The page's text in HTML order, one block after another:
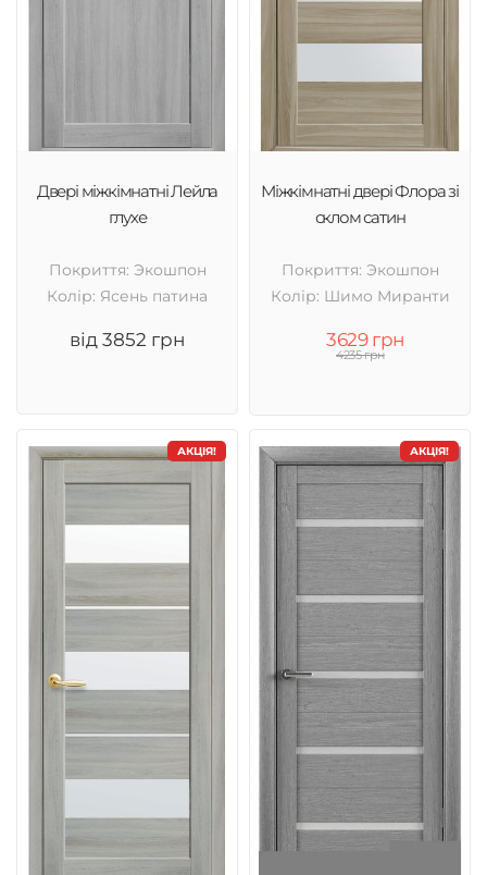
Двері міжкімнатні Лейла
глухе
Покриття: Экошпон
Колір: Ясень патина
від 3852 грн
Міжкімнатні двері Флора зі
склом сатин
Покриття: Экошпон
Колір: Шимо Миранти
3629 грн
4235 грн
АКЦІЯ! АКЦІЯ!